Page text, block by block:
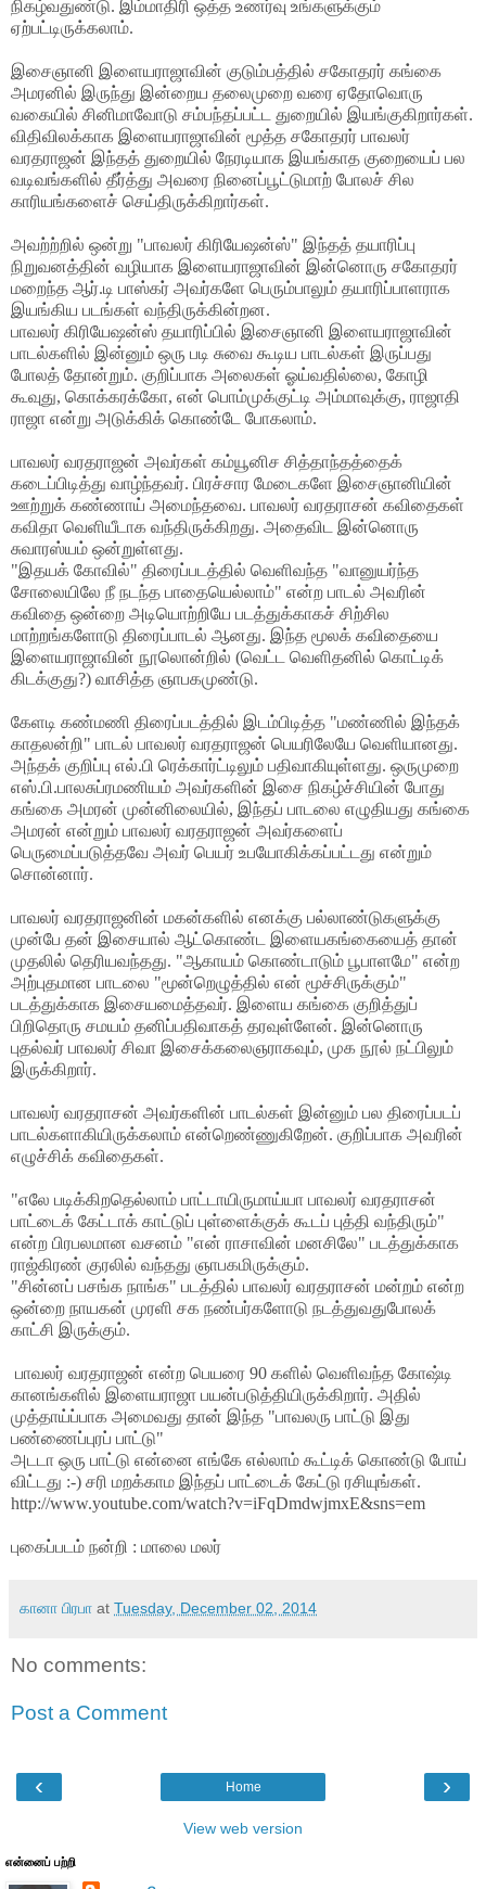
நிகழ்வதுண்டு. இம்மாதிரி ஒத்த உணர்வு உங்களுக்கும்
ஏற்பட்டிருக்கலாம்.
இசைஞானி இளையராஜாவின் குடும்பத்தில் சகோதரர் கங்கை
அமரனில் இருந்து இன்றைய தலைமுறை வரை ஏதோவொரு
வகையில் சினிமாவோடு சம்பந்தப்பட்ட துறையில் இயங்குகிறார்கள்.
விதிவிலக்காக இளையராஜாவின் மூத்த சகோதரர் பாவலர்
வரதராஜன் இந்தத் துறையில் நேரடியாக இயங்காத குறையைப் பல
வடிவங்களில் தீர்த்து அவரை நினைப்பூட்டுமாற் போலச் சில
காரியங்களைச் செய்திருக்கிறார்கள்.
அவற்ற்றில் ஒன்று "பாவலர் கிரியேஷன்ஸ்" இந்தத் தயாரிப்பு
நிறுவனத்தின் வழியாக இளையராஜாவின் இன்னொரு சகோதரர்
மறைந்த ஆர்.டி பாஸ்கர் அவர்களே பெரும்பாலும் தயாரிப்பாளராக
இயங்கிய படங்கள் வந்திருக்கின்றன.
பாவலர் கிரியேஷன்ஸ் தயாரிப்பில் இசைஞானி இளையராஜாவின்
பாடல்களில் இன்னும் ஒரு படி சுவை கூடிய பாடல்கள் இருப்பது
போலத் தோன்றும். குறிப்பாக அலைகள் ஓய்வதில்லை, கோழி
கூவுது, கொக்கரக்கோ, என் பொம்முக்குட்டி அம்மாவுக்கு, ராஜாதி
ராஜா என்று அடுக்கிக் கொண்டே போகலாம்.
பாவலர் வரதராஜன் அவர்கள் கம்யூனிச சித்தாந்தத்தைக்
கடைப்பிடித்து வாழ்ந்தவர். பிரச்சார மேடைகளே இசைஞானியின்
ஊற்றுக் கண்ணாய் அமைந்தவை. பாவலர் வரதராசன் கவிதைகள்
கவிதா வெளியீடாக வந்திருக்கிறது. அதைவிட இன்னொரு
சுவாரஸ்யம் ஒன்றுள்ளது.
"இதயக் கோவில்" திரைப்படத்தில் வெளிவந்த "வானுயர்ந்த
சோலையிலே நீ நடந்த பாதையெல்லாம்" என்ற பாடல் அவரின்
கவிதை ஒன்றை அடியொற்றியே படத்துக்காகச் சிற்சில
மாற்றங்களோடு திரைப்பாடல் ஆனது. இந்த மூலக் கவிதையை
இளையராஜாவின் நூலொன்றில் (வெட்ட வெளிதனில் கொட்டிக்
கிடக்குது?) வாசித்த ஞாபகமுண்டு.
கேளடி கண்மணி திரைப்படத்தில் இடம்பிடித்த "மண்ணில் இந்தக்
காதலன்றி" பாடல் பாவலர் வரதராஜன் பெயரிலேயே வெளியானது.
அந்தக் குறிப்பு எல்.பி ரெக்கார்ட்டிலும் பதிவாகியுள்ளது. ஒருமுறை
எஸ்.பி.பாலசுப்ரமணியம் அவர்களின் இசை நிகழ்ச்சியின் போது
கங்கை அமரன் முன்னிலையில், இந்தப் பாடலை எழுதியது கங்கை
அமரன் என்றும் பாவலர் வரதராஜன் அவர்களைப்
பெருமைப்படுத்தவே அவர் பெயர் உபயோகிக்கப்பட்டது என்றும்
சொன்னார்.
பாவலர் வரதராஜனின் மகன்களில் எனக்கு பல்லாண்டுகளுக்கு
முன்பே தன் இசையால் ஆட்கொண்ட இளையகங்கையைத் தான்
முதலில் தெரியவந்தது. "ஆகாயம் கொண்டாடும் பூபாளமே" என்ற
அற்புதமான பாடலை "மூன்றெழுத்தில் என் மூச்சிருக்கும்"
படத்துக்காக இசையமைத்தவர். இளைய கங்கை குறித்துப்
பிறிதொரு சமயம் தனிப்பதிவாகத் தரவுள்ளேன். இன்னொரு
புதல்வர் பாவலர் சிவா இசைக்கலைஞராகவும், முக நூல் நட்பிலும்
இருக்கிறார்.
பாவலர் வரதராசன் அவர்களின் பாடல்கள் இன்னும் பல திரைப்படப்
பாடல்களாகியிருக்கலாம் என்றெண்ணுகிறேன். குறிப்பாக அவரின்
எழுச்சிக் கவிதைகள்.
"எலே படிக்கிறதெல்லாம் பாட்டாயிருமாய்யா பாவலர் வரதராசன்
பாட்டைக் கேட்டாக் காட்டுப் புள்ளைக்குக் கூடப் புத்தி வந்திரும்"
என்ற பிரபலமான வசனம் "என் ராசாவின் மனசிலே" படத்துக்காக
ராஜ்கிரண் குரலில் வந்தது ஞாபகமிருக்கும்.
"சின்னப் பசங்க நாங்க" படத்தில் பாவலர் வரதராசன் மன்றம் என்ற
ஒன்றை நாயகன் முரளி சக நண்பர்களோடு நடத்துவதுபோலக்
காட்சி இருக்கும்.
பாவலர் வரதராஜன் என்ற பெயரை 90 களில் வெளிவந்த கோஷ்டி
கானங்களில் இளையராஜா பயன்படுத்தியிருக்கிறார். அதில்
முத்தாய்ப்பாக அமைவது தான் இந்த "பாவலரு பாட்டு இது
பண்ணைப்புரப் பாட்டு"
அடடா ஒரு பாட்டு என்னை எங்கே எல்லாம் கூட்டிக் கொண்டு போய்
விட்டது :-) சரி மறக்காம இந்தப் பாட்டைக் கேட்டு ரசியுங்கள்.
http://www.youtube.com/watch?v=iFqDmdwjmxE&sns=em
புகைப்படம் நன்றி : மாலை மலர்
கானா பிரபா at Tuesday, December 02, 2014
No comments:
Post a Comment
‹ ›
Home
View web version
என்னைப் பற்றி